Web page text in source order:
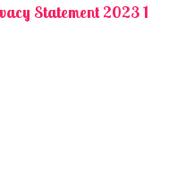
Statement 2023 1